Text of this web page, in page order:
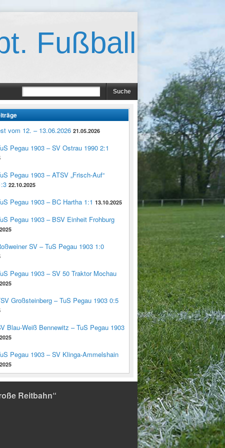
Fußball
vom 12. – 13.06.2026 21.05.2026
Pegau 1903 – SV Ostrau 1990 2:1
Pegau 1903 – ATSV „Frisch-Auf“
22.10.2025
Pegau 1903 – BC Hartha 1:1 13.10.2025
Pegau 1903 – BSV Einheit Frohburg
SV – TuS Pegau 1903 1:0
Pegau 1903 – SV 50 Traktor Mochau
Großsteinberg – TuS Pegau 1903 0:5
Blau-Weiß Bennewitz – TuS Pegau 1903
Pegau 1903 – SV Klinga-Ammelshain
Reitbahn“